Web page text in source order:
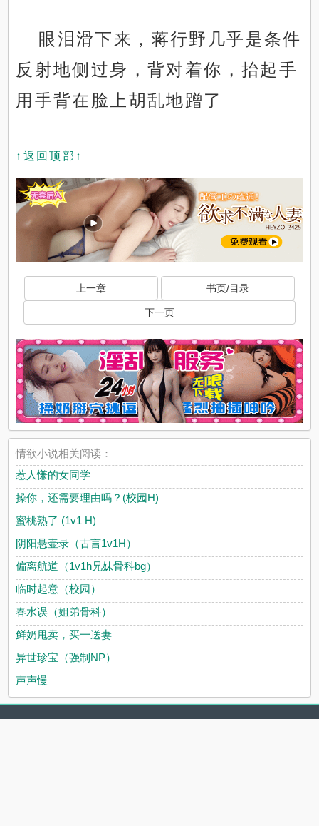
眼泪滑下来，蒋行野几乎是条件
反射地侧过身，背对着你，抬起手
用手背在脸上胡乱地蹭了
↑返回顶部↑
上一章 书页/目录
下一页
情欲小说相关阅读：
惹人慊的女同学
操你，还需要理由吗？(校园H)
蜜桃熟了 (1v1 H)
阴阳悬壶录（古言1v1H）
偏离航道（1v1h兄妹骨科bg）
临时起意（校园）
春水误（姐弟骨科）
鲜奶甩卖，买一送妻
异世珍宝（强制NP）
声声慢